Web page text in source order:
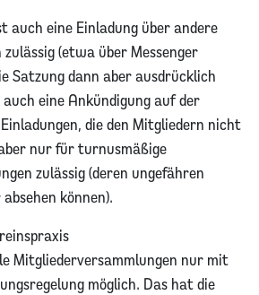
eine Einladung über andere
(etwa über Messenger
Satzung dann aber ausdrücklich
eine Ankündigung auf der
die den Mitgliedern nicht
nur für turnusmäßige
zulässig (deren ungefähren
können).
Mitgliederversammlungen nur mit
möglich. Das hat die